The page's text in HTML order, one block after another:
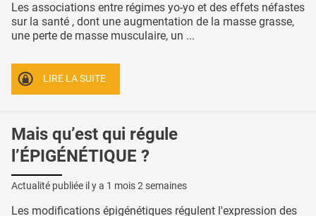
Les associations entre régimes yo-yo et des effets néfastes
sur la santé , dont une augmentation de la masse grasse,
une perte de masse musculaire, un ...
LIRE LA SUITE
Mais qu’est qui régule
l’ÉPIGÉNÉTIQUE ?
Actualité publiée il y a 1 mois 2 semaines
Les modifications épigénétiques régulent l'expression des